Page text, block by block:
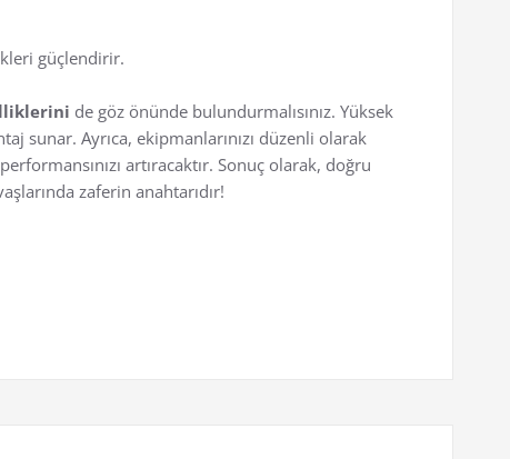
güçlendirir.
de göz önünde bulundurmalısınız. Yüksek
sunar. Ayrıca, ekipmanlarınızı düzenli olarak
artıracaktır. Sonuç olarak, doğru
zaferin anahtarıdır!